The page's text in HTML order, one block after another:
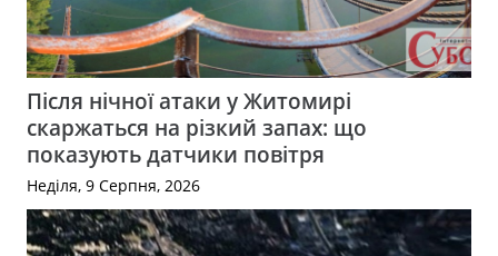
Після нічної атаки у Житомирі
скаржаться на різкий запах: що
показують датчики повітря
Неділя, 9 Серпня, 2026